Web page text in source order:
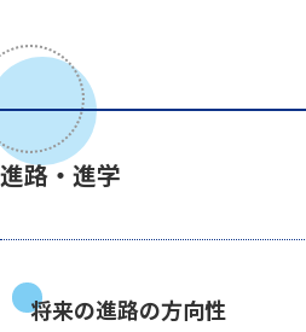
進路・進学
将来の進路の方向性